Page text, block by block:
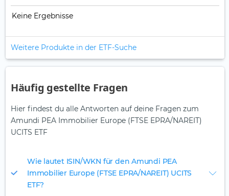
Keine Ergebnisse
Weitere Produkte in der ETF-Suche
Häufig gestellte Fragen
Hier findest du alle Antworten auf deine Fragen zum
Amundi PEA Immobilier Europe (FTSE EPRA/NAREIT)
UCITS ETF
Wie lautet ISIN/WKN für den Amundi PEA
Immobilier Europe (FTSE EPRA/NAREIT) UCITS
ETF?